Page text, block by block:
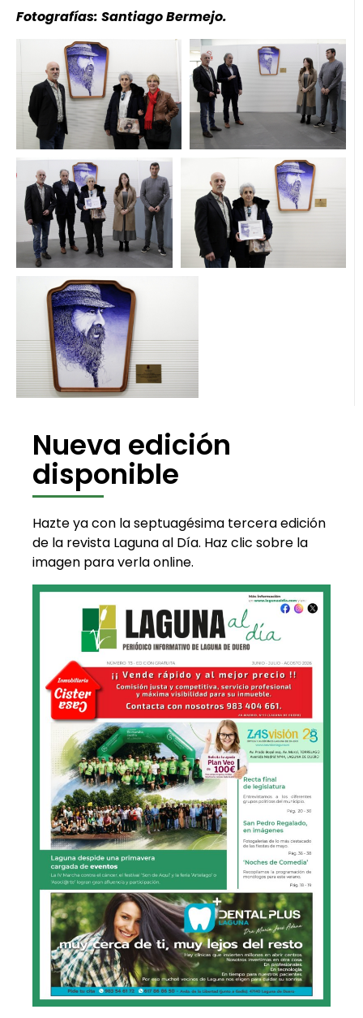
Fotografías: Santiago Bermejo.
Nueva edición
disponible
Hazte ya con la septuagésima tercera edición
de la revista Laguna al Día. Haz clic sobre la
imagen para verla online.